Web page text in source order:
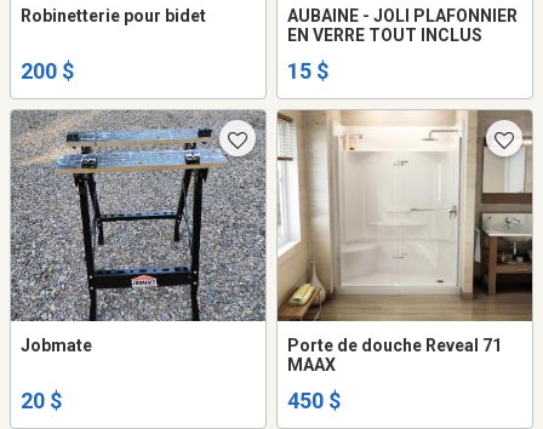
Robinetterie pour bidet
200 $
AUBAINE - JOLI PLAFONNIER
EN VERRE TOUT INCLUS
15 $
Jobmate
20 $
Porte de douche Reveal 71
MAAX
450 $